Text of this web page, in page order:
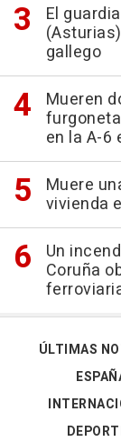
El
gallego
Mueren
en la A-6
Muere
vivienda
Un
Coruña
ÚLTIMAS